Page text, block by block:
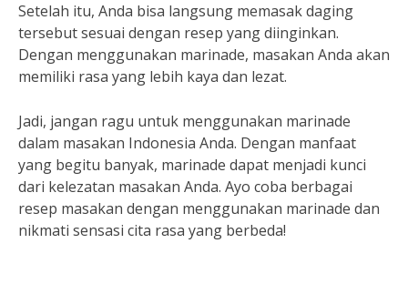
Setelah itu, Anda bisa langsung memasak daging
tersebut sesuai dengan resep yang diinginkan.
Dengan menggunakan marinade, masakan Anda akan
memiliki rasa yang lebih kaya dan lezat.
Jadi, jangan ragu untuk menggunakan marinade
dalam masakan Indonesia Anda. Dengan manfaat
yang begitu banyak, marinade dapat menjadi kunci
dari kelezatan masakan Anda. Ayo coba berbagai
resep masakan dengan menggunakan marinade dan
nikmati sensasi cita rasa yang berbeda!